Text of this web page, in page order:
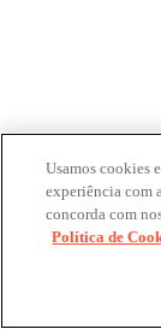
Usamos cookies
experiência com
concorda com
Política de